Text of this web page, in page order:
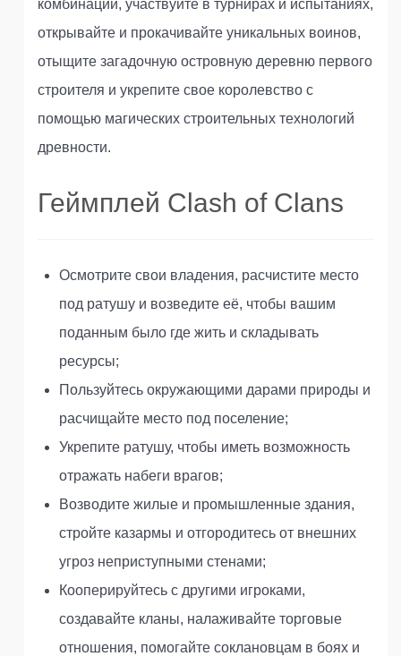
комбинации, участвуйте в турнирах и испытаниях,
открывайте и прокачивайте уникальных воинов,
отыщите загадочную островную деревню первого
строителя и укрепите свое королевство с
помощью магических строительных технологий
древности.
Геймплей Clash of Clans
Осмотрите свои владения, расчистите место
под ратушу и возведите её, чтобы вашим
поданным было где жить и складывать
ресурсы;
Пользуйтесь окружающими дарами природы и
расчищайте место под поселение;
Укрепите ратушу, чтобы иметь возможность
отражать набеги врагов;
Возводите жилые и промышленные здания,
стройте казармы и отгородитесь от внешних
угроз неприступными стенами;
Кооперируйтесь с другими игроками,
создавайте кланы, налаживайте торговые
отношения, помогайте соклановцам в боях и